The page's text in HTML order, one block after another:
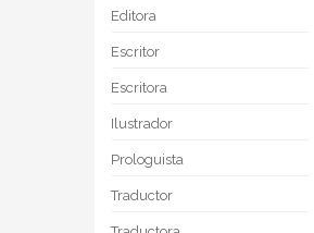
Editora
Escritor
Escritora
Ilustrador
Prologuista
Traductor